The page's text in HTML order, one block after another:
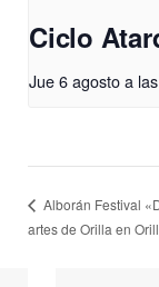
Ciclo
Jue 6 agosto a
Alborán Festival
artes de Orilla en